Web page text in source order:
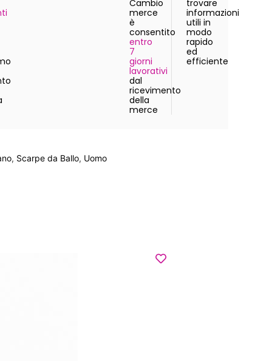
Cambio
merce
è
consentito
entro
7
giorni
lavorativi
dal
ricevimento
della
merce
trovare
informazioni
utili in
modo
rapido
ed
efficiente
, Scarpe da Ballo, Uomo